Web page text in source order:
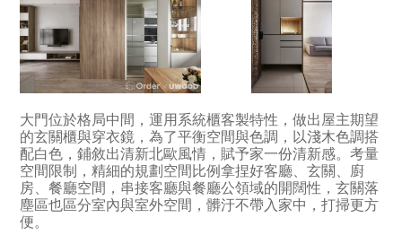
大門位於格局中間，運用系統櫃客製特性，做出屋主期望
的玄關櫃與穿衣鏡，為了平衡空間與色調，以淺木色調搭
配白色，鋪敘出清新北歐風情，賦予家一份清新感。考量
空間限制，精細的規劃空間比例拿捏好客廳、玄關、廚
房、餐廳空間，串接客廳與餐廳公領域的開闊性，玄關落
塵區也區分室內與室外空間，髒汙不帶入家中，打掃更方
便。